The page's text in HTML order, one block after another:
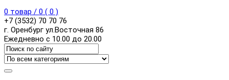
0 товар / 0 ( 0 )
+7 (3532) 70 70 76
г. Оренбург ул.Восточная 86
Ежедневно с 10.00 до 20.00